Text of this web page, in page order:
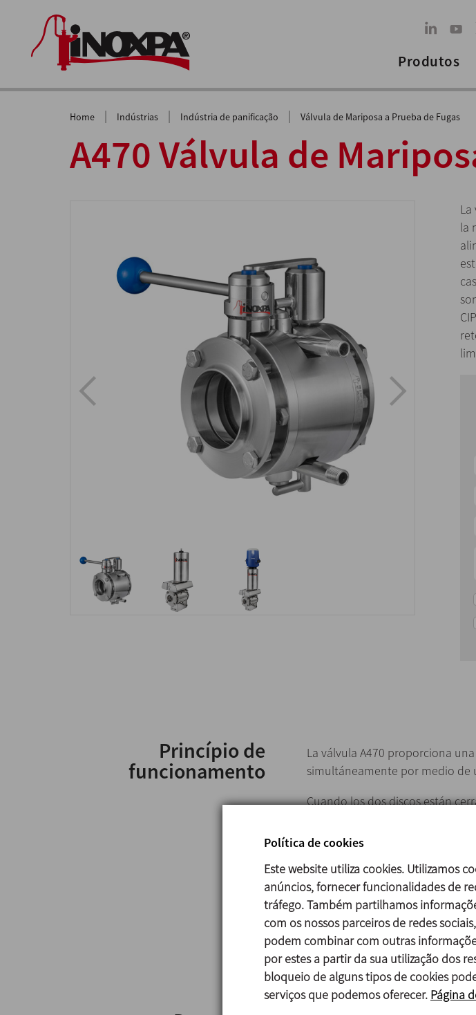
Produtos
Home | Indústrias | Indústria de panificação | Válvula de Mariposa a Prueba de Fugas
A470 Válvula de
la
Princípio de
funcionamento
La válvula A470 proporciona
simultáneamente por medio de
Cuando los dos discos están
conectada al exterior se
alguna de las dos juntas se
El estado de las juntas se
El detector superior permite la
tipo de contaminación en la
En definitiva, estos dos
una limpieza de la cámara
Política de cookies
Este website utiliza cookies. Utilizamos
anúncios, fornecer funcionalidades de
tráfego. Também partilhamos
com os nossos parceiros de redes
podem combinar com outras
por estes a partir da sua utilização dos
bloqueio de alguns tipos de cookies
serviços que podemos oferecer. Página